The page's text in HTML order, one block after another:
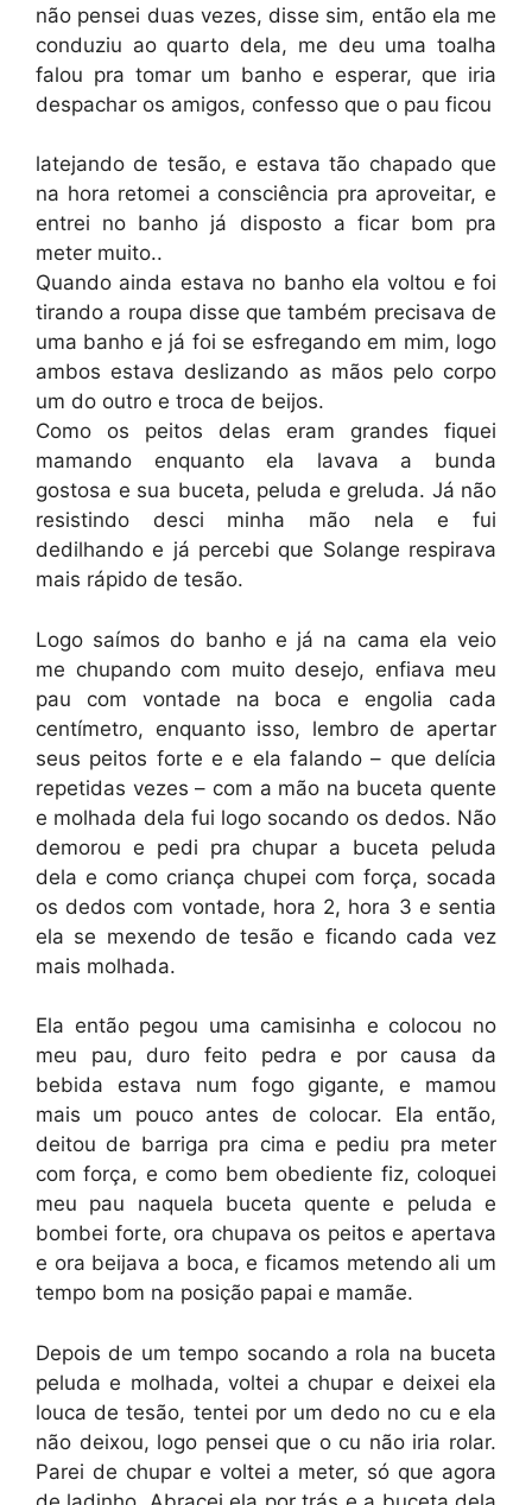
não pensei duas vezes, disse sim, então ela me
conduziu ao quarto dela, me deu uma toalha
falou pra tomar um banho e esperar, que iria
despachar os amigos, confesso que o pau ficou
latejando de tesão, e estava tão chapado que
na hora retomei a consciência pra aproveitar, e
entrei no banho já disposto a ficar bom pra
meter muito..
Quando ainda estava no banho ela voltou e foi
tirando a roupa disse que também precisava de
uma banho e já foi se esfregando em mim, logo
ambos estava deslizando as mãos pelo corpo
um do outro e troca de beijos.
Como os peitos delas eram grandes fiquei
mamando enquanto ela lavava a bunda
gostosa e sua buceta, peluda e greluda. Já não
resistindo desci minha mão nela e fui
dedilhando e já percebi que Solange respirava
mais rápido de tesão.
Logo saímos do banho e já na cama ela veio
me chupando com muito desejo, enfiava meu
pau com vontade na boca e engolia cada
centímetro, enquanto isso, lembro de apertar
seus peitos forte e e ela falando – que delícia
repetidas vezes – com a mão na buceta quente
e molhada dela fui logo socando os dedos. Não
demorou e pedi pra chupar a buceta peluda
dela e como criança chupei com força, socada
os dedos com vontade, hora 2, hora 3 e sentia
ela se mexendo de tesão e ficando cada vez
mais molhada.
Ela então pegou uma camisinha e colocou no
meu pau, duro feito pedra e por causa da
bebida estava num fogo gigante, e mamou
mais um pouco antes de colocar. Ela então,
deitou de barriga pra cima e pediu pra meter
com força, e como bem obediente fiz, coloquei
meu pau naquela buceta quente e peluda e
bombei forte, ora chupava os peitos e apertava
e ora beijava a boca, e ficamos metendo ali um
tempo bom na posição papai e mamãe.
Depois de um tempo socando a rola na buceta
peluda e molhada, voltei a chupar e deixei ela
louca de tesão, tentei por um dedo no cu e ela
não deixou, logo pensei que o cu não iria rolar.
Parei de chupar e voltei a meter, só que agora